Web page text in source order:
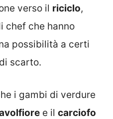
verso il riciclo,
chef che hanno
possibilità a certi
scarto.
i gambi di verdure
e il carciofo